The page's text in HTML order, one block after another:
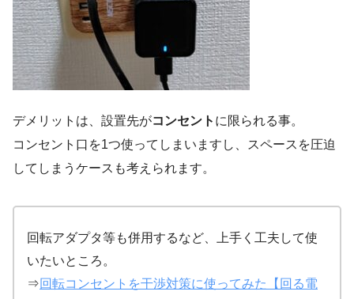
デメリットは、設置先がコンセント に限られる事。
コンセント口を1つ使ってしまいますし、スペースを圧迫
してしまうケースも考えられます。
回転アダプタ等も併用するなど、上手く工夫して使
いたいところ。
⇒回転コンセントを干渉対策に使ってみた【回る電